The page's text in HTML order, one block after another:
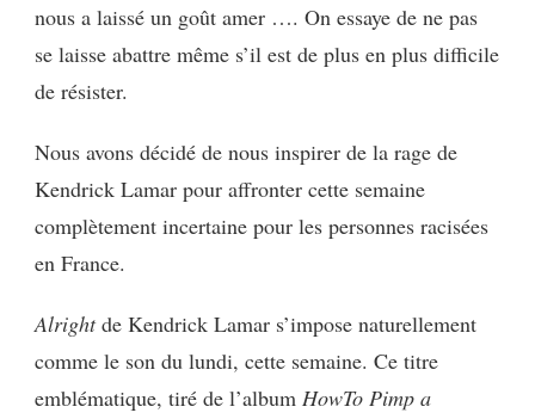
:
nous a laissé un goût amer …. On essaye de ne pas
se laisse abattre même s’il est de plus en plus difficile
de résister.
Nous avons décidé de nous inspirer de la rage de
Kendrick Lamar pour affronter cette semaine
complètement incertaine pour les personnes racisées
en France.
Alrightde Kendrick Lamar s’impose naturellement
comme le son du lundi, cette semaine. Ce titre
emblématique, tiré de l’album HowTo Pimp a